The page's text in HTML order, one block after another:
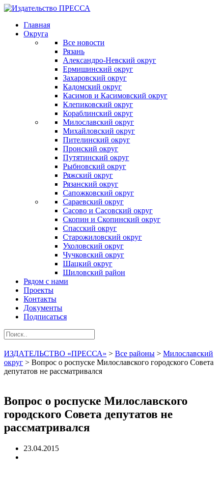
Главная
Округа
Все новости
Рязань
Александро-Невский округ
Ермишинский округ
Захаровский округ
Кадомский округ
Касимов и Касимовский округ
Клепиковский округ
Кораблинский округ
Милославский округ
Михайловский округ
Пителинский округ
Пронский округ
Путятинский округ
Рыбновский округ
Ряжский округ
Рязанский округ
Сапожковский округ
Сараевский округ
Сасово и Сасовский округ
Скопин и Скопинский округ
Спасский округ
Старожиловский округ
Ухоловский округ
Чучковский округ
Шацкий округ
Шиловский район
Рядом с нами
Проекты
Контакты
Документы
Подписаться
ИЗДАТЕЛЬСТВО «ПРЕССА» > Все районы > Милославский
округ > Вопрос о роспуске Милославского городского Совета
депутатов не рассматривался
Вопрос о роспуске Милославского
городского Совета депутатов не
рассматривался
23.04.2015